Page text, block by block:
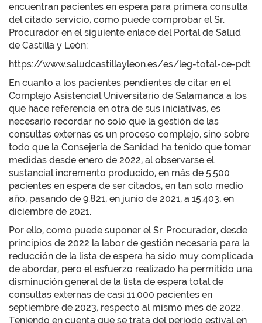
encuentran pacientes en espera para primera consulta
del citado servicio, como puede comprobar el Sr.
Procurador en el siguiente enlace del Portal de Salud
de Castilla y León:
https://www.saludcastillayleon.es/es/leg-total-ce-pdt
En cuanto a los pacientes pendientes de citar en el
Complejo Asistencial Universitario de Salamanca a los
que hace referencia en otra de sus iniciativas, es
necesario recordar no solo que la gestión de las
consultas externas es un proceso complejo, sino sobre
todo que la Consejería de Sanidad ha tenido que tomar
medidas desde enero de 2022, al observarse el
sustancial incremento producido, en más de 5.500
pacientes en espera de ser citados, en tan solo medio
año, pasando de 9.821, en junio de 2021, a 15.403, en
diciembre de 2021.
Por ello, como puede suponer el Sr. Procurador, desde
principios de 2022 la labor de gestión necesaria para la
reducción de la lista de espera ha sido muy complicada
de abordar, pero el esfuerzo realizado ha permitido una
disminución general de la lista de espera total de
consultas externas de casi 11.000 pacientes en
septiembre de 2023, respecto al mismo mes de 2022.
Teniendo en cuenta que se trata del periodo estival en